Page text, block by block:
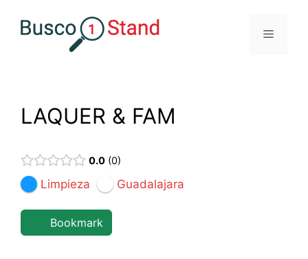
Menú
LAQUER & FAM
0.0 0
Limpieza Guadalajara
Bookmark